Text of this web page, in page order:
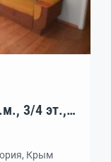
3/4 эт.,
Крым